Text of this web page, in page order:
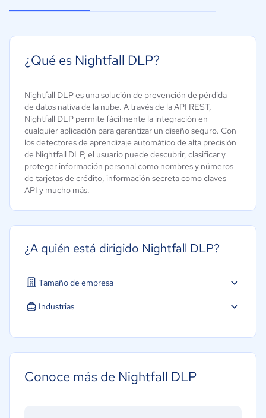
¿Qué es Nightfall DLP?
Nightfall DLP es una solución de prevención de pérdida
de datos nativa de la nube. A través de la API REST,
Nightfall DLP permite fácilmente la integración en
cualquier aplicación para garantizar un diseño seguro. Con
los detectores de aprendizaje automático de alta precisión
de Nightfall DLP, el usuario puede descubrir, clasificar y
proteger información personal como nombres y números
de tarjetas de crédito, información secreta como claves
API y mucho más.
¿A quién está dirigido Nightfall DLP?
Tamaño de empresa
Industrias
Conoce más de Nightfall DLP